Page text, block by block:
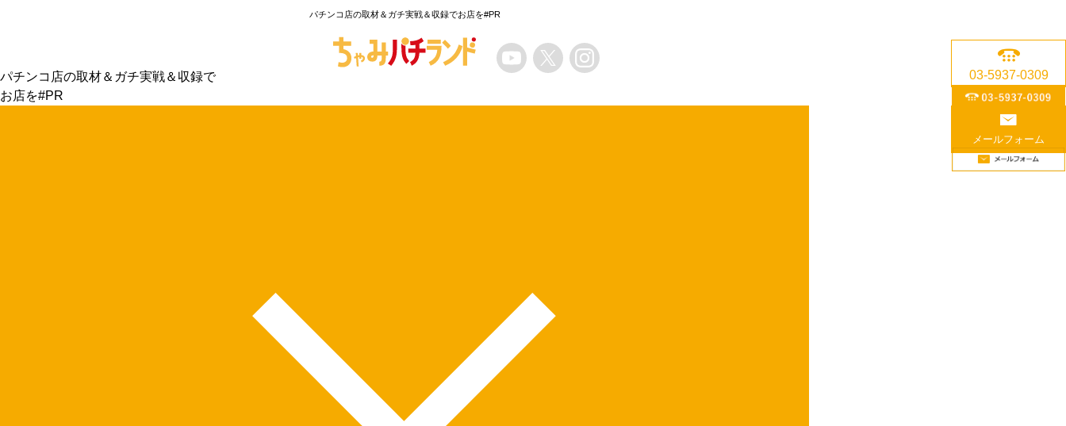
パチンコ店の取材＆ガチ実戦＆収録でお店を#PR
パチンコ店の取材＆ガチ実戦＆収録で
お店を#PR
03-5937-0309
メールフォーム